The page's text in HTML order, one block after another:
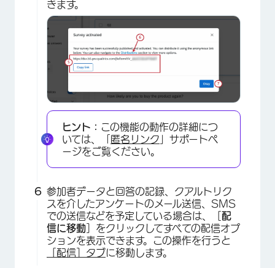
×
きます。
ヒント： この機能の動作の詳細につ
いては、「
匿名リンク 」サポートペ
ージをご覧ください。
参加者データと回答の記録、クアルトリク
スを介したアンケートのメール送信、SMS
での送信などを予定している場合は、［ 配
信に移動 ］をクリックしてすべての配信オプ
ションを表示できます。この操作を行うと
［配信］タブに移動します。